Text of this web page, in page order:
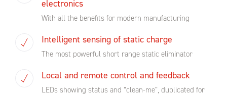
electronics
With all the benefits for modern manufacturing
Intelligent sensing of static charge
The most powerful short range static eliminator
Local and remote control and feedback
LEDs showing status and “clean-me”, duplicated for